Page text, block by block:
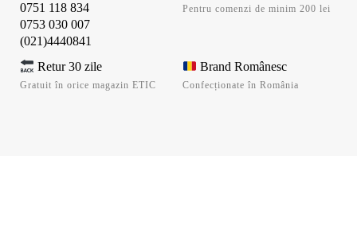
0751 118 834
0753 030 007
(021)4440841
Pentru comenzi de minim 200 lei
Retur 30 zile
Gratuit în orice magazin ETIC
Brand Românesc
Confecționate în România